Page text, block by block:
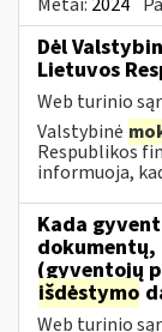
Dėl
Lietuvos
Web turinio
Valstybinė
Respublikos
informuoja,
Kada
(gyventojų
išdėstymo
Web turinio